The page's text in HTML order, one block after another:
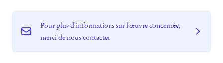
Pour plus d'informations sur l'œuvre concernée,
merci de nous contacter